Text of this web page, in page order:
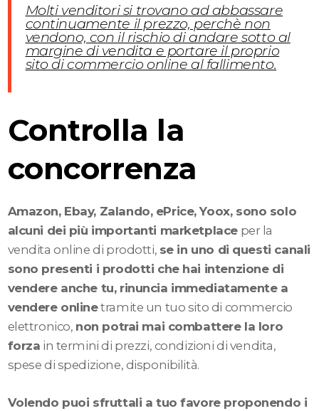
Molti venditori si trovano ad abbassare
continuamente il prezzo, perchè non
vendono, con il rischio di andare sotto al
margine di vendita e portare il proprio
sito di commercio online al fallimento.
Controlla la
concorrenza
Amazon, Ebay, Zalando, ePrice, Yoox, sono solo
alcuni dei più importanti marketplaceper la
vendita online di prodotti, se in uno di questi canali
sono presenti i prodotti che hai intenzione di
vendere anche tu, rinuncia immediatamente a
vendere onlinetramite un tuo sito di commercio
elettronico, non potrai mai combattere la loro
forza in termini di prezzi, condizioni di vendita,
spese di spedizione, disponibilità.
Volendo puoi sfruttali a tuo favore proponendo i